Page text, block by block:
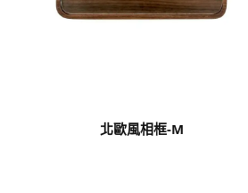
北歐風相框-M